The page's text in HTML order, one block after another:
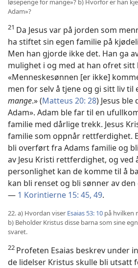
løsepenge for mange»? b) Hvorfor er han
Adam»?
21 Da Jesus var på jorden som
ha stiftet sin egen familie på
Men han gjorde ikke det. Han ga
mulighet i og med at han ofret sitt
«Menneskesønnen [er ikke]
men for selv å tjene og gi sitt liv til
mange.» (Matteus 20: 28) Jesus
Adam». Adam ble far til en
familie med dårlige trekk. Jesus
familie som oppnår rettferdighet.
bli overført fra Adams familie og
av Jesu Kristi rettferdighet, og ved
personlighet kan de komme til å
kan bli renset og bli sønner av den
— 1 Korintierne 15: 45, 49.
22. a) Hvordan viser Esaias 53: 10 på hvilken
b) Beholder Kristus disse barna som sine
svaret.
22 Profeten Esaias beskrev under
de lidelser Kristus skulle bli utsatt